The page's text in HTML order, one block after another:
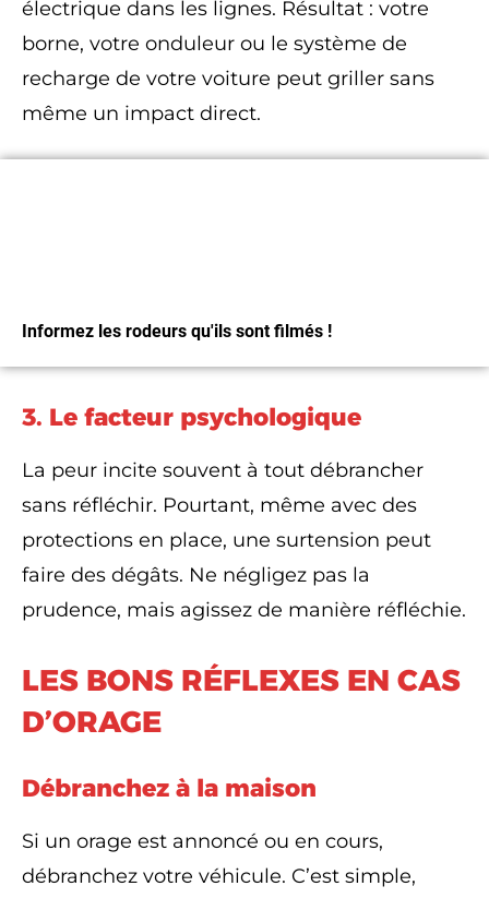
électrique dans les lignes. Résultat : votre
borne, votre onduleur ou le système de
recharge de votre voiture peut griller sans
même un impact direct.
Informez les rodeurs qu'ils sont filmés !
J'Y VAIS
3. Le facteur psychologique
La peur incite souvent à tout débrancher
sans réfléchir. Pourtant, même avec des
protections en place, une surtension peut
faire des dégâts. Ne négligez pas la
prudence, mais agissez de manière réfléchie.
LES BONS RÉFLEXES EN CAS
D’ORAGE
Débranchez à la maison
Si un orage est annoncé ou en cours,
débranchez votre véhicule. C’est simple,